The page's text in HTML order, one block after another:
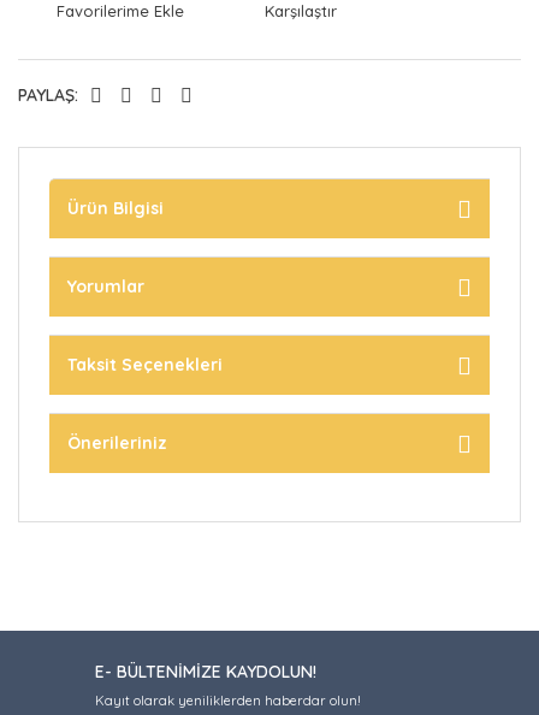
Karşılaştır
PAYLAŞ:
Ürün Bilgisi
Yorumlar
Taksit Seçenekleri
Önerileriniz
E- BÜLTENİMİZE KAYDOLUN!
Kayıt olarak yeniliklerden haberdar olun!